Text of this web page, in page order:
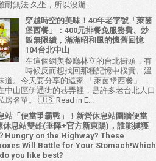
耐無法 久坐，所以沒辦...
穿越時空的美味！40年老字號「萊茵
堡西餐」：400元排餐免服務費、炒
飯無限續，滿滿昭和風的懷舊回憶
104台北中山
在這個網美餐廳林立的台北街頭，有
時候反而想找回那種記憶中樸實、溫
道。今天要分享的這家 「萊茵堡西餐」 ，
中山區伊通街的巷弄裡，是許多老台北人口
房名單。 🇺🇸 Read in E...
站「便當爭霸戰」！新營休息站圍牆便當
休息站雙雄(垂降+官方新東陽)，誰能擄獲
Hungry on the Highway? These
Will Battle for Your Stomach!Which
you like best?